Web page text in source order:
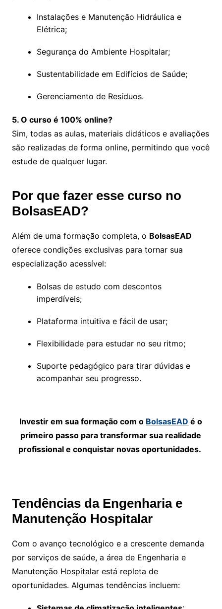
Instalações e Manutenção Hidráulica e
Elétrica;
Segurança do Ambiente Hospitalar;
Sustentabilidade em Edifícios de Saúde;
Gerenciamento de Resíduos.
5. O curso é 100% online?
Sim, todas as aulas, materiais didáticos e avaliações
são realizadas de forma online, permitindo que você
estude de qualquer lugar.
Por que fazer esse curso no
BolsasEAD?
Além de uma formação completa, o BolsasEAD
oferece condições exclusivas para tornar sua
especialização acessível:
Bolsas de estudo com descontos
imperdíveis;
Plataforma intuitiva e fácil de usar;
Flexibilidade para estudar no seu ritmo;
Suporte pedagógico para tirar dúvidas e
acompanhar seu progresso.
Investir em sua formação com o BolsasEAD é o
primeiro passo para transformar sua realidade
profissional e conquistar novas oportunidades.
Tendências da Engenharia e
Manutenção Hospitalar
Com o avanço tecnológico e a crescente demanda
por serviços de saúde, a área de Engenharia e
Manutenção Hospitalar está repleta de
oportunidades. Algumas tendências incluem: